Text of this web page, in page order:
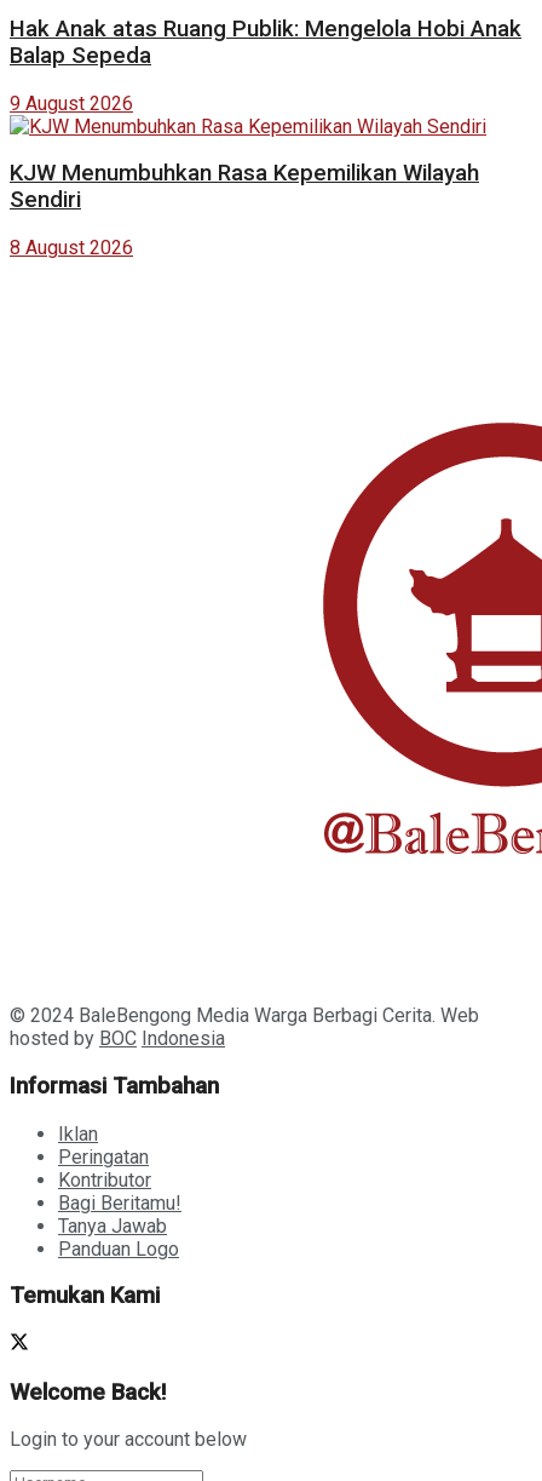
Hak Anak atas Ruang Publik: Mengelola Hobi Anak
Balap Sepeda
9 August 2026
KJW Menumbuhkan Rasa Kepemilikan Wilayah
Sendiri
8 August 2026
© 2024 BaleBengong Media Warga Berbagi Cerita. Web
hosted by BOC Indonesia
Informasi Tambahan
Iklan
Peringatan
Kontributor
Bagi Beritamu!
Tanya Jawab
Panduan Logo
Temukan Kami
Welcome Back!
Login to your account below